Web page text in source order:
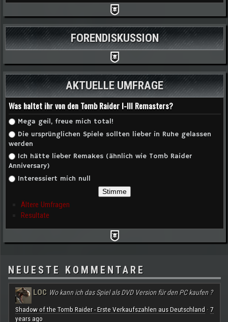
FORENDISKUSSION
AKTUELLE UMFRAGE
Was haltet ihr von den Tomb Raider I-III Remasters?
Auswahlmöglichkeiten
Mega geil, freue mich total!
Die ursprünglichen Spiele sollten lieber in Ruhe gelassen
werden
Ich hätte lieber Remakes (ähnlich wie Tomb Raider
Anniversary)
Interessiert mich null
Ältere Umfragen
Resultate
NEUESTE KOMMENTARE
LOC Wo kann ich das Spiel als DVD Version für den PC kaufen ?
Shadow of the Tomb Raider - Erste Verkaufszahlen aus Deutschland · 7
years ago